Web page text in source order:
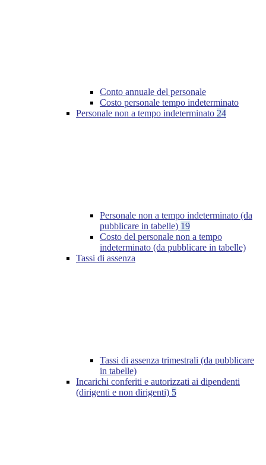
Conto annuale del personale
Costo personale tempo indeterminato
Personale non a tempo indeterminato 24
Personale non a tempo indeterminato (da
pubblicare in tabelle) 19
Costo del personale non a tempo
indeterminato (da pubblicare in tabelle)
Tassi di assenza
Tassi di assenza trimestrali (da pubblicare
in tabelle)
Incarichi conferiti e autorizzati ai dipendenti
(dirigenti e non dirigenti) 5